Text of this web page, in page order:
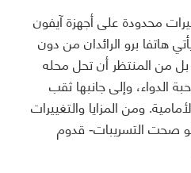
محدودة على أجهزة آيفون
يأتي هاتفا برو الرائدان من دون
من المنتظر أن تحل محله
وإلى جانبها ثقب
ومن المزايا والتغييرات
صحت التسريبات- قدوم